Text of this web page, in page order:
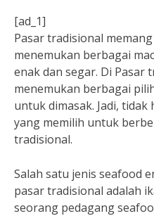
[ad_1]
Pasar tradisional
menemukan berbagai
enak dan segar. Di Pasar
menemukan berbagai
untuk dimasak. Jadi,
yang memilih untuk
tradisional.
Salah satu jenis seafood
pasar tradisional adalah
seorang pedagang